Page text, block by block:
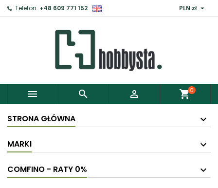
Telefon: +48 609 771 152 PLN zł 
   shopping_cart0
STRONA GŁÓWNA
MARKI
COMFINO - RATY 0%